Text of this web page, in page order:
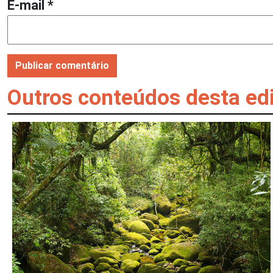
E-mail *
Outros conteúdos desta